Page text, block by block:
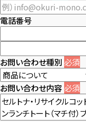
電話番号
お問い合わせ種別 必須
お問い合わせ内容 必須